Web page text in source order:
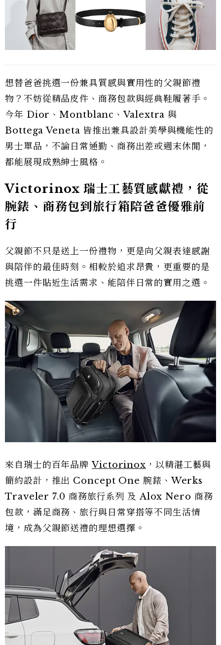
想替爸爸挑選一份兼具質感與實用性的父親節禮
物？不妨從精品皮件、商務包款與經典鞋履著手。
今年 Dior、Montblanc、Valextra 與
Bottega Veneta 皆推出兼具設計美學與機能性的
男士單品，不論日常通勤、商務出差或週末休閒，
都能展現成熟紳士風格。
Victorinox 瑞士工藝質感獻禮，從
腕錶、商務包到旅行箱陪爸爸優雅前
行
父親節不只是送上一份禮物，更是向父親表達感謝
與陪伴的最佳時刻。相較於追求昂貴，更重要的是
挑選一件貼近生活需求、能陪伴日常的實用之選。
來自瑞士的百年品牌Victorinox ，以精湛工藝與
簡約設計，推出 Concept One 腕錶、Werks
Traveler 7.0 商務旅行系列 及 Alox Nero 商務
包款，滿足商務、旅行與日常穿搭等不同生活情
境，成為父親節送禮的理想選擇。